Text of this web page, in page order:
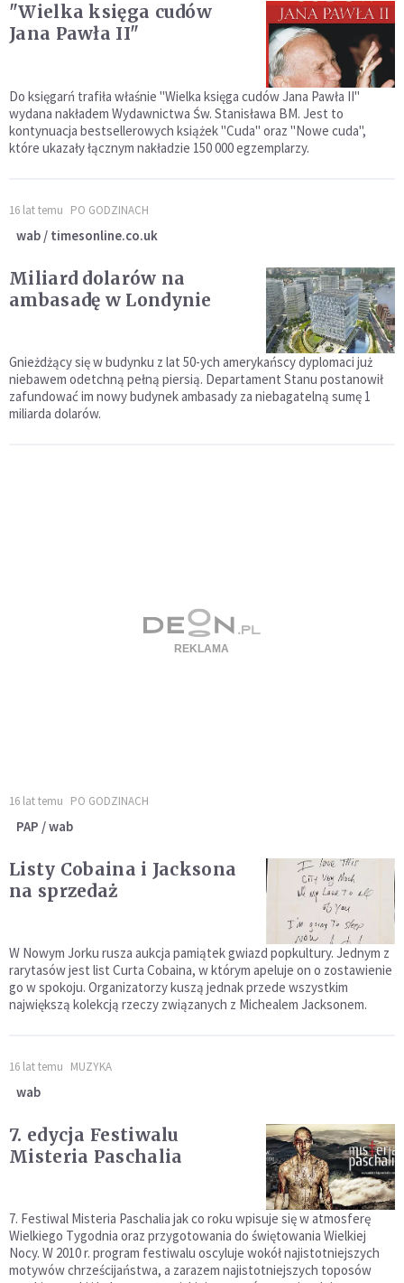
"Wielka księga cudów
Jana Pawła II"
Do księgarń trafiła właśnie "Wielka księga cudów Jana Pawła II"
wydana nakładem Wydawnictwa Św. Stanisława BM. Jest to
kontynuacja bestsellerowych książek "Cuda" oraz "Nowe cuda",
które ukazały łącznym nakładzie 150 000 egzemplarzy.
16 lat temu PO GODZINACH
wab / timesonline.co.uk
Miliard dolarów na
ambasadę w Londynie
Gnieżdżący się w budynku z lat 50-ych amerykańscy dyplomaci już
niebawem odetchną pełną piersią. Departament Stanu postanowił
zafundować im nowy budynek ambasady za niebagatelną sumę 1
miliarda dolarów.
16 lat temu PO GODZINACH
PAP / wab
Listy Cobaina i Jacksona
na sprzedaż
W Nowym Jorku rusza aukcja pamiątek gwiazd popkultury. Jednym z
rarytasów jest list Curta Cobaina, w którym apeluje on o zostawienie
go w spokoju. Organizatorzy kuszą jednak przede wszystkim
największą kolekcją rzeczy związanych z Michealem Jacksonem.
16 lat temu MUZYKA
wab
7. edycja Festiwalu
Misteria Paschalia
7. Festiwal Misteria Paschalia jak co roku wpisuje się w atmosferę
Wielkiego Tygodnia oraz przygotowania do świętowania Wielkiej
Nocy. W 2010 r. program festiwalu oscyluje wokół najistotniejszych
motywów chrześcijaństwa, a zarazem najistotniejszych toposów